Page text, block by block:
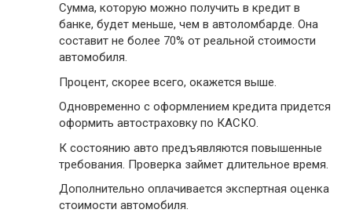
Сумма, которую можно получить в кредит в
банке, будет меньше, чем в автоломбарде. Она
составит не более 70% от реальной стоимости
автомобиля.
Процент, скорее всего, окажется выше.
Одновременно с оформлением кредита придется
оформить автостраховку по КАСКО.
К состоянию авто предъявляются повышенные
требования. Проверка займет длительное время.
Дополнительно оплачивается экспертная оценка
стоимости автомобиля.